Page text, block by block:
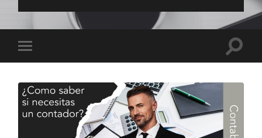
el
móvil